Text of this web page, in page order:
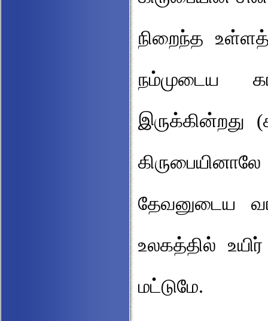
நிறைந்த
நம்முடைய
இருக்கின்றது
தேவனுடைய
உலகத்தில்
மட்டுமே.